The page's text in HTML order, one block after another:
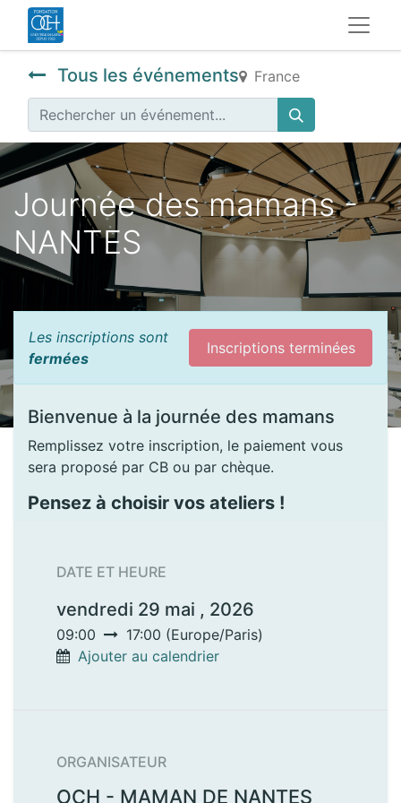
Tous les événements France
Journée des mamans -
NANTES
Les inscriptions sont
fermées
Inscriptions terminées
Bienvenue à la journée des mamans
Remplissez votre inscription, le paiement vous
sera proposé par CB ou par chèque.
Pensez à choisir vos ateliers !
DATE ET HEURE
vendredi 29 mai , 2026
09:00 17:00 (Europe/Paris)
Ajouter au calendrier
ORGANISATEUR
OCH - MAMAN DE NANTES